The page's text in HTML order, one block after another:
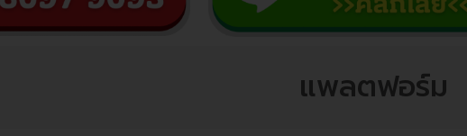
แพลตฟอร์ม